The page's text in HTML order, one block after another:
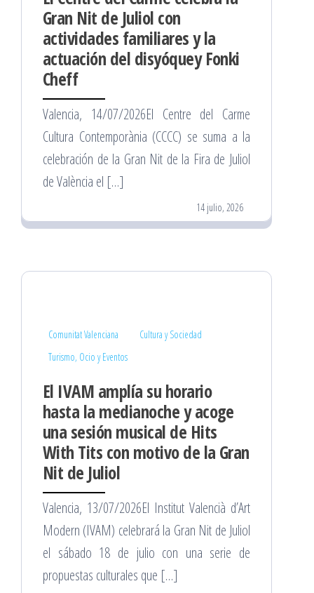
Gran Nit de Juliol con
actividades familiares y la
actuación del disyóquey Fonki
Cheff
Valencia, 14/07/2026El Centre del Carme
Cultura Contemporània (CCCC) se suma a la
celebración de la Gran Nit de la Fira de Juliol
de València el […]
14 julio, 2026
Comunitat Valenciana
Cultura y Sociedad
Turismo, Ocio y Eventos
El IVAM amplía su horario
hasta la medianoche y acoge
una sesión musical de Hits
With Tits con motivo de la Gran
Nit de Juliol
Valencia, 13/07/2026El Institut Valencià d’Art
Modern (IVAM) celebrará la Gran Nit de Juliol
el sábado 18 de julio con una serie de
propuestas culturales que […]